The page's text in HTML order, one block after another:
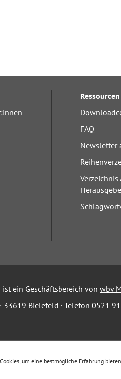
Ressourcen
FAQ
Newsletter
ist ein Geschäftsbereich von wbv
33619 Bielefeld · Telefon 0521
um eine bestmögliche Erfahrung